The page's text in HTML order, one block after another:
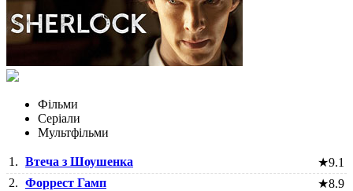
Фільми
Серіали
Мультфільми
1. Втеча з Шоушенка ★9.1
2. Форрест Гамп ★8.9